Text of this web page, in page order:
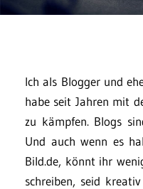
Ich als Blogger und
habe seit Jahren mit
zu kämpfen. Blogs
Und auch wenn es
Bild.de, könnt ihr
schreiben, seid